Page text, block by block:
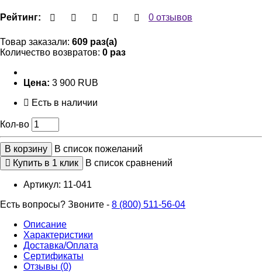
Рейтинг: 0 отзывов
Товар заказали: 609 раз(а)
Количество возвратов: 0 раз
Цена: 3 900 RUB
Есть в наличии
Кол-во
В корзину
В список пожеланий
Купить в 1 клик
В список сравнений
Артикул: 11-041
Есть вопросы? Звоните - 8 (800) 511-56-04
Описание
Характеристики
Доставка/Оплата
Сертификаты
Отзывы (0)